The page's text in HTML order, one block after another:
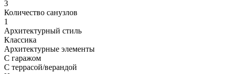
3
Количество санузлов
1
Архитектурный стиль
Классика
Архитектурные элементы
С гаражом
С террасой/верандой